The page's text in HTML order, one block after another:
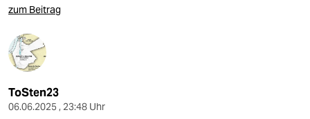
zum Beitrag
ToSten23
06.06.2025 , 23:48 Uhr